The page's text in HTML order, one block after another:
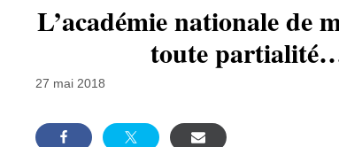
L’académie nationale de
toute
27 mai 2018